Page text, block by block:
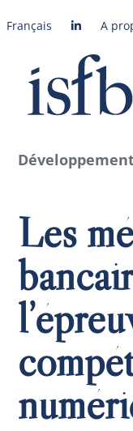
auFrançais A
Les